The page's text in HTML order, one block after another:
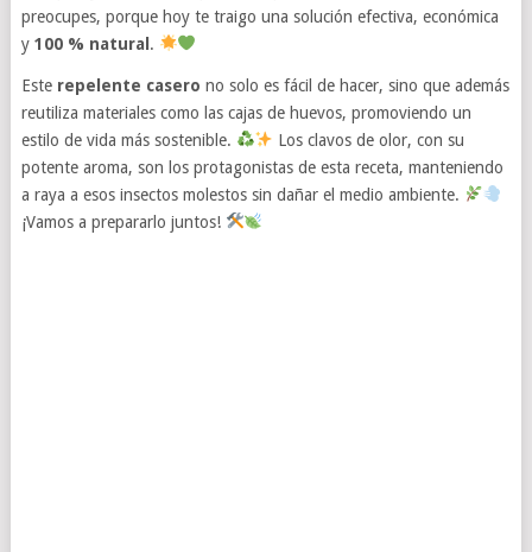
preocupes, porque hoy te traigo una solución efectiva, económica
y 100 % natural .
Este repelente casero no solo es fácil de hacer, sino que además
reutiliza materiales como las cajas de huevos, promoviendo un
estilo de vida más sostenible.
Los clavos de olor, con su
potente aroma, son los protagonistas de esta receta, manteniendo
a raya a esos insectos molestos sin dañar el medio ambiente.
¡Vamos a prepararlo juntos!